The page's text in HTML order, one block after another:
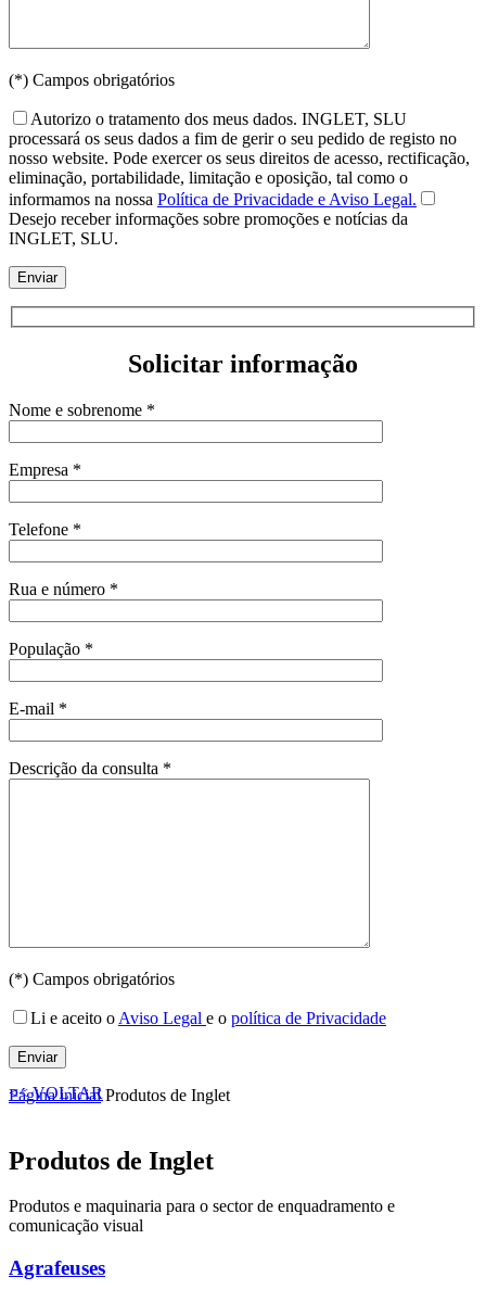
(*) Campos obrigatórios
Autorizo o tratamento dos meus dados. INGLET, SLU
processará os seus dados a fim de gerir o seu pedido de registo no
nosso website. Pode exercer os seus direitos de acesso, rectificação,
eliminação, portabilidade, limitação e oposição, tal como o
informamos na nossa Política de Privacidade e Aviso Legal.
Desejo receber informações sobre promoções e notícias da
INGLET, SLU.
Solicitar informação
Nome e sobrenome *
Empresa *
Telefone *
Rua e número *
População *
E-mail *
Descrição da consulta *
(*) Campos obrigatórios
Li e aceito o Aviso Legal e o política de Privacidade
Página inicial Produtos de Inglet
<< VOLTAR
Produtos de Inglet
Produtos e maquinaria para o sector de enquadramento e
comunicação visual
Agrafeuses